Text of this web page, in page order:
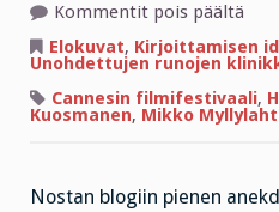
Kommentit pois päältä
ja
Elokuvat, Kirjoittamisen
Unohdettujen runojen
Cannesin filmifestivaali,
Kuosmanen, Mikko
Nostan blogiin pienen